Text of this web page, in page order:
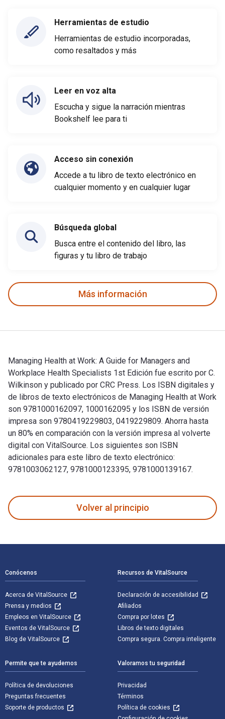
Herramientas de estudio
Herramientas de estudio incorporadas,
como resaltados y más
Leer en voz alta
Escucha y sigue la narración mientras
Bookshelf lee para ti
Acceso sin conexión
Accede a tu libro de texto electrónico en
cualquier momento y en cualquier lugar
Búsqueda global
Busca entre el contenido del libro, las
figuras y tu libro de trabajo
Más información
Managing Health at Work: A Guide for Managers and
Workplace Health Specialists 1st Edición fue escrito por C.
Wilkinson y publicado por CRC Press. Los ISBN digitales y
de libros de texto electrónicos de Managing Health at Work
son 9781000162097, 1000162095 y los ISBN de versión
impresa son 9780419229803, 0419229809. Ahorra hasta
un 80% en comparación con la versión impresa al volverte
digital con VitalSource. Los siguientes son ISBN
adicionales para este libro de texto electrónico:
9781003062127, 9781000123395, 9781000139167.
Volver al principio
Conócenos
Acerca de VitalSource
Prensa y medios
Empleos en VitalSource
Eventos de VitalSource
Blog de VitalSource
Recursos de VitalSource
Declaración de accesibilidad
Afiliados
Compra por lotes
Libros de texto digitales
Compra segura. Compra inteligente
Permite que te ayudemos
Política de devoluciones
Preguntas frecuentes
Soporte de productos
Valoramos tu seguridad
Privacidad
Términos
Política de cookies